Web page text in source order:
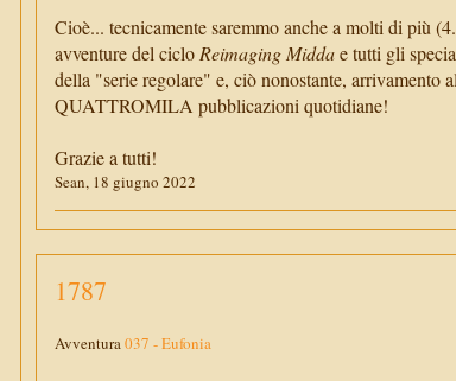
Cioè... tecnicamente saremmo anche a molti di più
avventure del cicloReimaging Middae tutti gli
della "serie regolare" e, ciò nonostante, arrivamento
QUATTROMILA pubblicazioni quotidiane!
Grazie a tutti!
Sean, 18 giugno 2022
1787
Avventura037 - Eufonia